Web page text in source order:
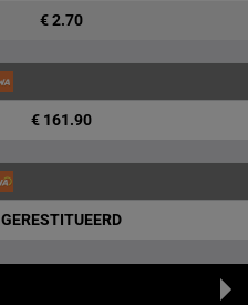
€ 2.70
€ 161.90
GERESTITUEERD